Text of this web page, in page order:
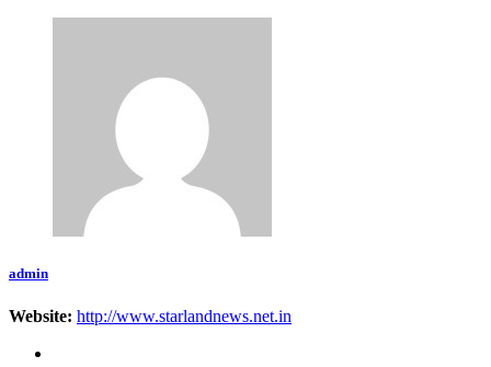
admin
Website: http://www.starlandnews.net.in